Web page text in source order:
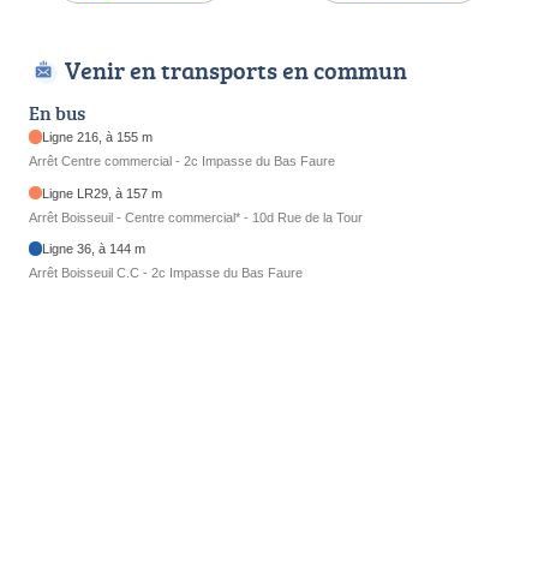
Venir en transports en commun
En bus
Ligne 216, à 155 m
Arrêt Centre commercial - 2c Impasse du Bas Faure
Ligne LR29, à 157 m
Arrêt Boisseuil - Centre commercial* - 10d Rue de la Tour
Ligne 36, à 144 m
Arrêt Boisseuil C.C - 2c Impasse du Bas Faure